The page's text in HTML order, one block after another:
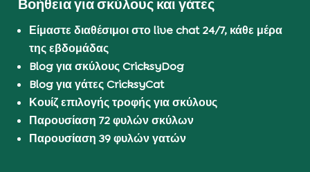
Βοήθεια για σκύλους και γάτες
Είμαστε διαθέσιμοι στο live chat 24/7, κάθε μέρα
της εβδομάδας
Blog για σκύλους CricksyDog
Blog για γάτες CricksyCat
Κουίζ επιλογής τροφής για σκύλους
Παρουσίαση 72 φυλών σκύλων
Παρουσίαση 39 φυλών γατών